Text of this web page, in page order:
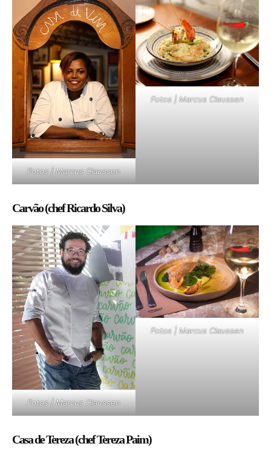
Fotos | Marcus Claussen
Fotos | Marcus Claussen
Carvão (chef Ricardo Silva)
Fotos | Marcus Claussen
Fotos | Marcus Claussen
Casa de Tereza (chef Tereza Paim)